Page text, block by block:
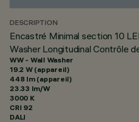
DESCRIPTION
Encastré Minimal section 10
Washer Longitudinal Contrôle
WW - Wall Washer
19.2 W (appareil)
448 lm (appareil)
23.33 lm/W
3000 K
CRI 92
DALI